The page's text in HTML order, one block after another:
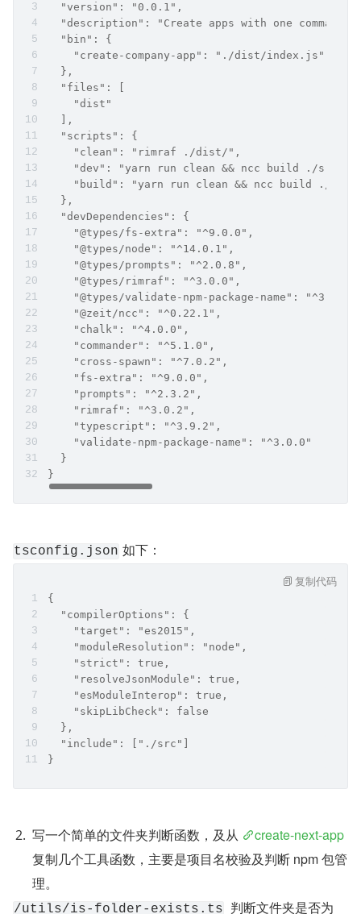
  "version": "0.0.1",
  "description": "Create apps with one command",
  "bin": {
    "create-company-app": "./dist/index.js"
  },
  "files": [
    "dist"
  ],
  "scripts": {
    "clean": "rimraf ./dist/",
"dev": "yarn run clean && ncc build ./src/
"build": "yarn run clean && ncc build ./
  },
  "devDependencies": {
    "@types/fs-extra": "^9.0.0",
    "@types/node": "^14.0.1",
    "@types/prompts": "^2.0.8",
    "@types/rimraf": "^3.0.0",
"@types/validate-npm-package-name":
    "@zeit/ncc": "^0.22.1",
    "chalk": "^4.0.0",
    "commander": "^5.1.0",
    "cross-spawn": "^7.0.2",
    "fs-extra": "^9.0.0",
    "prompts": "^2.3.2",
    "rimraf": "^3.0.2",
    "typescript": "^3.9.2",
    "validate-npm-package-name": "^3.0.0"
  }
}
tsconfig.json 如下：
{
  "compilerOptions": {
    "target": "es2015",
    "moduleResolution": "node",
    "strict": true,
    "resolveJsonModule": true,
    "esModuleInterop": true,
    "skipLibCheck": false
  },
  "include": ["./src"]
}
复制代码
写一个简单的文件夹判断函数，及从
create-next-app
复制几个工具函数，主要是项目名校验及判断 npm 包管
理。
/utils/is-folder-exists.ts
  判断文件夹是否为